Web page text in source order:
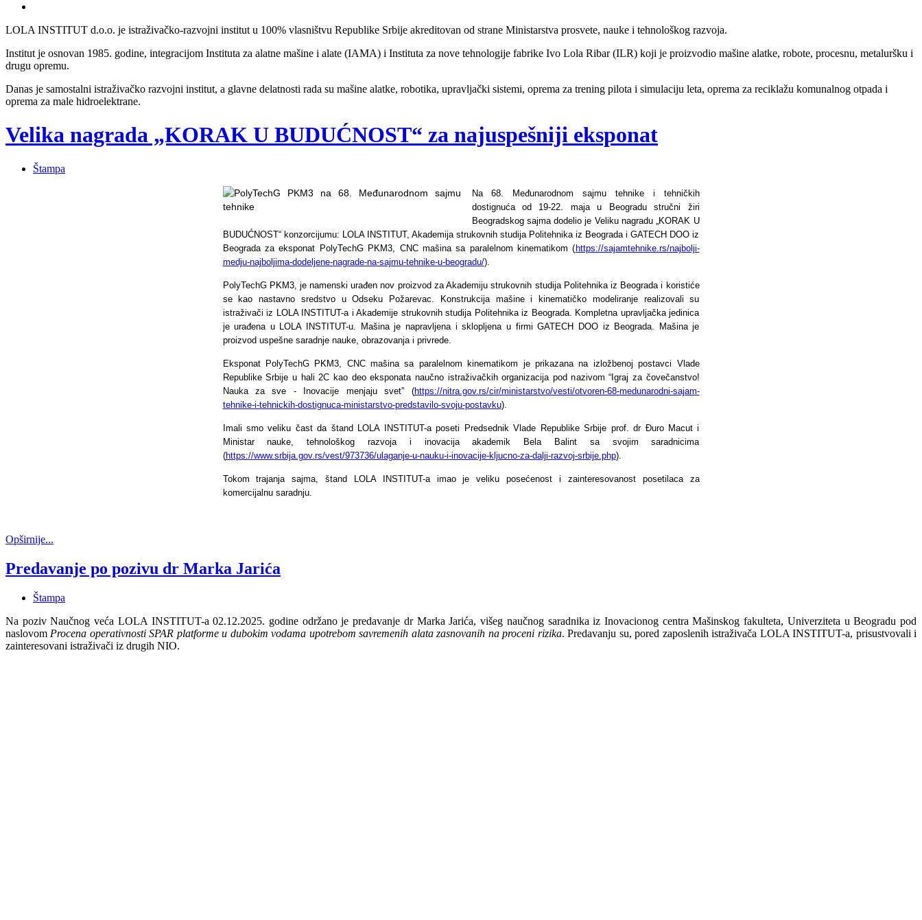
LOLA INSTITUT d.o.o. je istraživačko-razvojni institut u 100% vlasništvu Republike Srbije akreditovan od strane Ministarstva prosvete, nauke i tehnološkog razvoja.
Institut je osnovan 1985. godine, integracijom Instituta za alatne mašine i alate (IAMA) i Instituta za nove tehnologije fabrike Ivo Lola Ribar (ILR) koji je proizvodio mašine alatke, robote, procesnu, metaluršku i
drugu opremu.
Danas je samostalni istraživačko razvojni institut, a glavne delatnosti rada su mašine alatke, robotika, upravljački sistemi, oprema za trening pilota i simulaciju leta, oprema za reciklažu komunalnog otpada i
oprema za male hidroelektrane.
Velika nagrada „KORAK U BUDUĆNOST“ za najuspešniji eksponat
Štampa
Na 68. Međunarodnom sajmu tehnike i tehničkih
dostignuća od 19-22. maja u Beogradu stručni žiri
Beogradskog sajma dodelio je Veliku nagradu „KORAK U
BUDUĆNOST“ konzorcijumu: LOLA INSTITUT, Akademija strukovnih studija Politehnika iz Beograda i GATECH DOO iz
Beograda za eksponat PolyTechG PKM3, CNC mašina sa paralelnom kinematikom ( https://sajamtehnike.rs/najbolji-
medju-najboljima-dodeljene-nagrade-na-sajmu-tehnike-u-beogradu/).
PolyTechG PKM3, je namenski urađen nov proizvod za Akademiju strukovnih studija Politehnika iz Beograda i koristiće
se kao nastavno sredstvo u Odseku Požarevac. Konstrukcija mašine i kinematičko modeliranje realizovali su
istraživači iz LOLA INSTITUT-a i Akademije strukovnih studija Politehnika iz Beograda. Kompletna upravljačka jedinica
je urađena u LOLA INSTITUT-u. Mašina je napravljena i sklopljena u firmi GATECH DOO iz Beograda. Mašina je
proizvod uspešne saradnje nauke, obrazovanja i privrede.
Eksponat PolyTechG PKM3, CNC mašina sa paralelnom kinematikom je prikazana na izložbenoj postavci Vlade
Republike Srbije u hali 2C kao deo eksponata naučno istraživačkih organizacija pod nazivom “Igraj za čovečanstvo!
Nauka za sve - Inovacije menjaju svet” (https://nitra.gov.rs/cir/ministarstvo/vesti/otvoren-68-medunarodni-sajam-
tehnike-i-tehnickih-dostignuca-ministarstvo-predstavilo-svoju-postavku).
Imali smo veliku čast da štand LOLA INSTITUT-a poseti Predsednik Vlade Republike Srbije prof. dr Đuro Macut i
Ministar nauke, tehnološkog razvoja i inovacija akademik Bela Balint sa svojim saradnicima
(https://www.srbija.gov.rs/vest/973736/ulaganje-u-nauku-i-inovacije-kljucno-za-dalji-razvoj-srbije.php).
Tokom trajanja sajma, štand LOLA INSTITUT-a imao je veliku posećenost i zainteresovanost posetilaca za
komercijalnu saradnju.
Opširnije...
Predavanje po pozivu dr Marka Jarića
Štampa
Na poziv Naučnog veća LOLA INSTITUT-a 02.12.2025. godine održano je predavanje dr Marka Jarića, višeg naučnog saradnika iz Inovacionog centra Mašinskog fakulteta, Univerziteta u Beogradu pod
naslovom Procena operativnosti SPAR platforme u dubokim vodama upotrebom savremenih alata zasnovanih na proceni rizika. Predavanju su, pored zaposlenih istraživača LOLA INSTITUT-a, prisustvovali i
zainteresovani istraživači iz drugih NIO.